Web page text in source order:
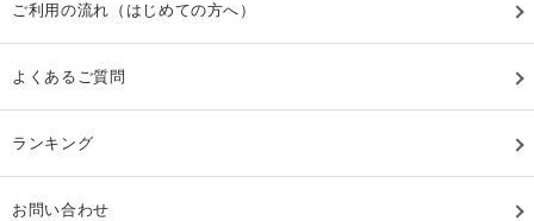
ご利用の流れ（はじめての方へ）
よくあるご質問
ランキング
お問い合わせ